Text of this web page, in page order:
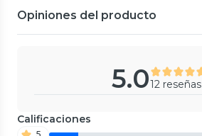
Opiniones del producto
5.012 reseñas
Calificaciones